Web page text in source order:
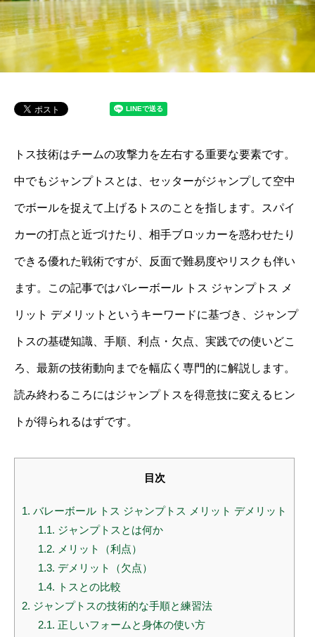
トス技術はチームの攻撃力を左右する重要な要素です。
中でもジャンプトスとは、セッターがジャンプして空中
でボールを捉えて上げるトスのことを指します。スパイ
カーの打点と近づけたり、相手ブロッカーを惑わせたり
できる優れた戦術ですが、反面で難易度やリスクも伴い
ます。この記事ではバレーボール トス ジャンプトス メ
リット デメリットというキーワードに基づき、ジャンプ
トスの基礎知識、手順、利点・欠点、実践での使いどこ
ろ、最新の技術動向までを幅広く専門的に解説します。
読み終わるころにはジャンプトスを得意技に変えるヒン
トが得られるはずです。
目次
1. バレーボール トス ジャンプトス メリット デメリット
1.1. ジャンプトスとは何か
1.2. メリット（利点）
1.3. デメリット（欠点）
1.4. トスとの比較
2. ジャンプトスの技術的な手順と練習法
2.1. 正しいフォームと身体の使い方